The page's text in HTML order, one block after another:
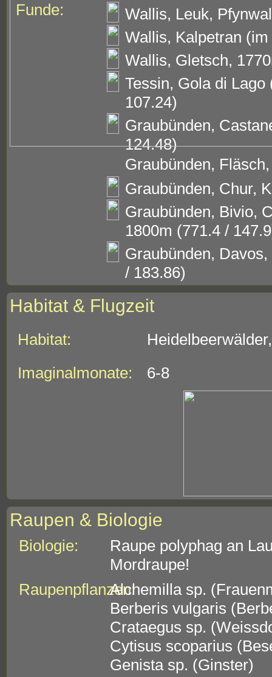
Funde:
Wallis, Leuk,
Wallis, Kalpetran
Wallis, Gletsch,
Tessin, Gola di
107.24)
Graubünden,
124.48)
Graubünden,
Graubünden, Chur,
Graubünden, Bivio,
1800m (771.4 /
Graubünden,
/ 183.86)
Habitat & Flugzeit
Habitat:
Imaginalmonate:
6-8
Raupen & Biologie
Biologie:
Raupe polyphag an
Mordraupe!
Raupenpflanzen:Alchemilla sp.
Berberis vulgaris
Crataegus sp.
Cytisus scoparius
Genista sp. (Ginster)